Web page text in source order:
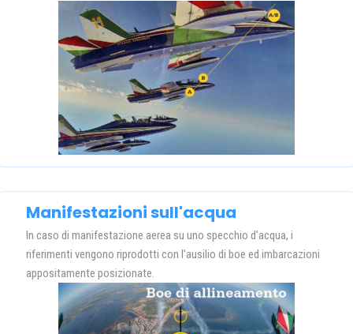
Manifestazioni sull'acqua
In caso di manifestazione aerea su uno specchio d’acqua, i
riferimenti vengono riprodotti con l’ausilio di boe ed imbarcazioni
appositamente posizionate.